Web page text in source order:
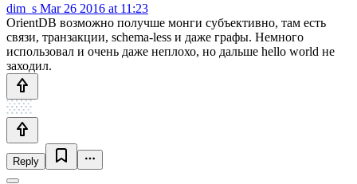
dim_s Mar 26 2016 at 11:23
OrientDB возможно получше монги субъективно, там есть
связи, транзакции, schema-less и даже графы. Немного
использовал и очень даже неплохо, но дальше hello world не
заходил.
Reply